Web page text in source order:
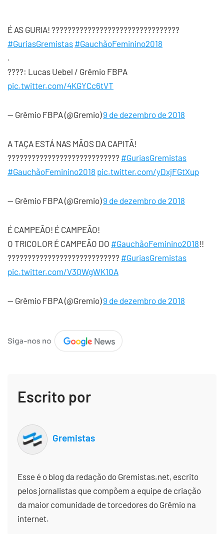
É AS GURIA! ??????????????????????????????‍??
#GuriasGremistas #GauchãoFeminino2018
.
????: Lucas Uebel / Grêmio FBPA
pic.twitter.com/4KGYCc6tVT
— Grêmio FBPA (@Gremio)9 de dezembro de 2018
A TAÇA ESTÁ NAS MÃOS DA CAPITÃ!
??????????????????????????‍?? #GuriasGremistas
#GauchãoFeminino2018 pic.twitter.com/yDxjFGtXup
— Grêmio FBPA (@Gremio)9 de dezembro de 2018
É CAMPEÃO! É CAMPEÃO!
O TRICOLOR É CAMPEÃO DO #GauchãoFeminino2018!!
??????????????????????????‍?? #GuriasGremistas
pic.twitter.com/V3QWgWK10A
— Grêmio FBPA (@Gremio)9 de dezembro de 2018
Escrito por
Gremistas
Esse é o blog da redação do Gremistas.net, escrito
pelos jornalistas que compõem a equipe de criação
da maior comunidade de torcedores do Grêmio na
internet.